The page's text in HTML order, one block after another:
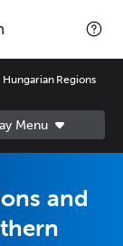
Hungarian Regions
and